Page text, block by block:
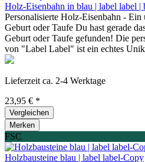
Holz-Eisenbahn in blau | label label |
Personalisierte Holz-Eisenbahn - Ein
Geburt oder Taufe Du hast gerade
Geburt oder Taufe gefunden! Die
von "Label Label" ist ein echtes
Lieferzeit ca. 2-4 Werktage
23,95 € *
Vergleichen
Merken
FSC
Holzbausteine blau | label label-Copy